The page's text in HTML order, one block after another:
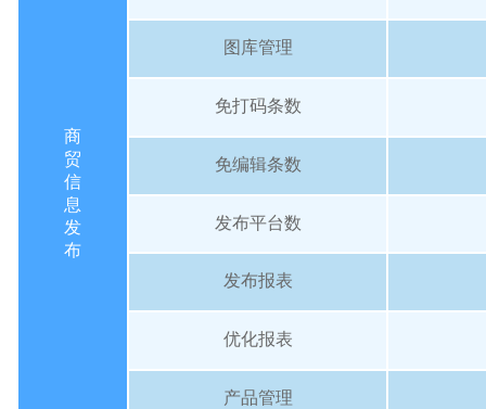
商
贸
信
息
发
布
图库管理
免打码条数
免编辑条数
发布平台数
发布报表
优化报表
产品管理